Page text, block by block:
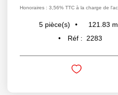
Honoraires : 3,56% TTC à la charge de
5 pièce(s) 121.83
Réf :
2283